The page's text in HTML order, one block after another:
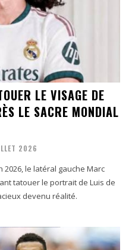
LE VISAGE DE
LE SACRE MONDIAL
2026
le latéral gauche Marc
tatouer le portrait de Luis de
devenu réalité.